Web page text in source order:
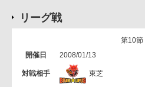
リーグ戦
第10節
2008/01/13
東芝